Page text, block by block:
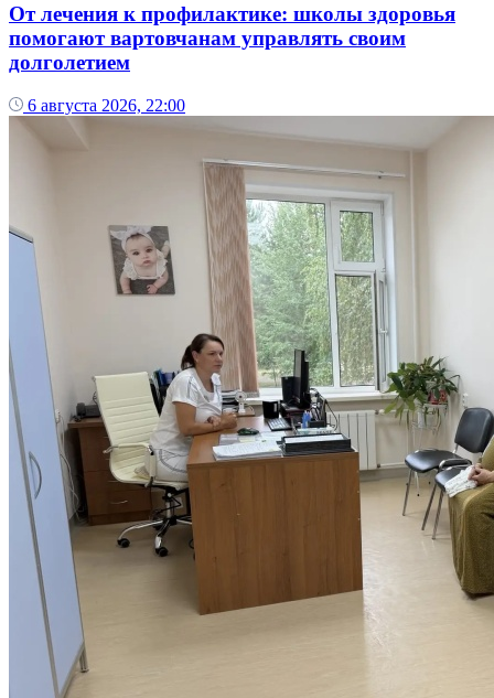
От лечения к профилактике: школы здоровья
помогают вартовчанам управлять своим
долголетием
6 августа 2026, 22:00